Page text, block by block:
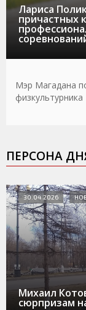
Лариса
причастных
Мэр Магадана
физкультурника
ПЕРСОНА
Михаил
сюрпризам
30.04.2026